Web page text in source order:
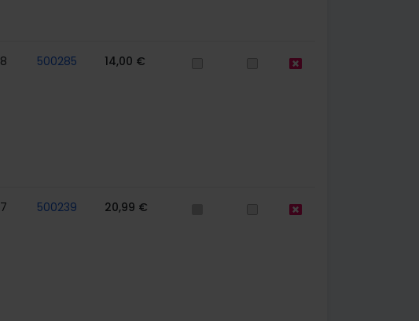
500285 14,00 €
500239 20,99 €